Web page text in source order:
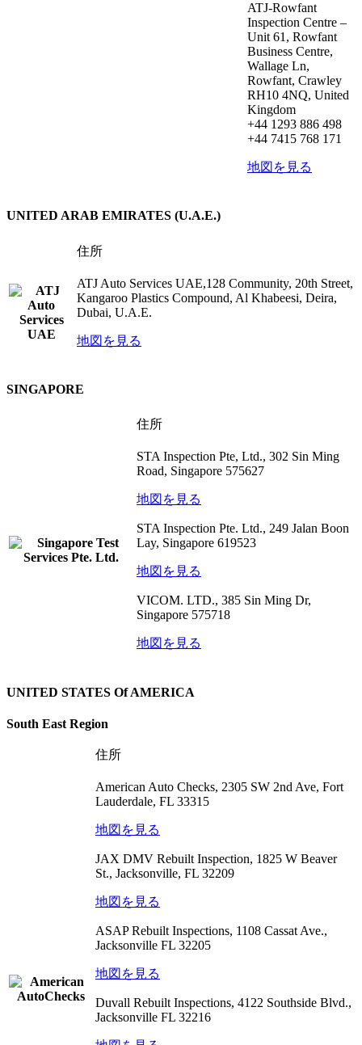
ATJ-Rowfant
Inspection Centre –
Unit 61, Rowfant
Business Centre,
Wallage Ln,
Rowfant, Crawley
RH10 4NQ, United
Kingdom
+44 1293 886 498
+44 7415 768 171
地図を見る
UNITED ARAB EMIRATES (U.A.E.)
住所
ATJ Auto Services UAE,128 Community, 20th Street,
Kangaroo Plastics Compound, Al Khabeesi, Deira,
Dubai, U.A.E.
地図を見る
SINGAPORE
住所
STA Inspection Pte, Ltd., 302 Sin Ming
Road, Singapore 575627
地図を見る
STA Inspection Pte. Ltd., 249 Jalan Boon
Lay, Singapore 619523
地図を見る
VICOM. LTD., 385 Sin Ming Dr,
Singapore 575718
地図を見る
UNITED STATES Of AMERICA
South East Region
住所
American Auto Checks, 2305 SW 2nd Ave, Fort
Lauderdale, FL 33315
地図を見る
JAX DMV Rebuilt Inspection, 1825 W Beaver
St., Jacksonville, FL 32209
地図を見る
ASAP Rebuilt Inspections, 1108 Cassat Ave.,
Jacksonville FL 32205
地図を見る
Duvall Rebuilt Inspections, 4122 Southside Blvd.,
Jacksonville FL 32216